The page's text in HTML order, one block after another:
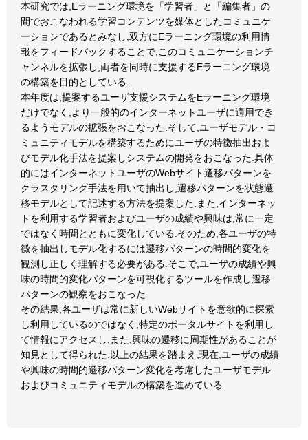
本研究では,Eラーニング環境を「学習者」と「編集者」の
間でおこなわれる学習コンテンツを媒体としたコミュニケ
ーションであるとみなし,双方にEラーニング環境の利用情
報をフィードバックすることで,このコミュニケーションチ
ャンネルを拡張し,両者を同時に支援するEラーニング環境
の構築を目的としている.
本年度は,提案するユーザ支援システムをEラーニング環境
だけでなく,より一般的のインターネットユーザに適用でき
るようモデルの拡張をおこなった.そして,ユーザモデル・コ
ミュニティモデルを構築するためにユーザの特徴抽出およ
びモデル化手法を提案しシステムの開発をおこなった.具体
的にはインターネットユーザのWebサイト遷移パターンを
クラスタリング手法を用いて抽出し,遷移パターンを状態遷
移モデルとして記述する方法を提案した.また,インターネッ
トを利用する学習者およびユーザの成績や興味は,常に一定
ではなく時間とともに変化している.そのため,各ユーザの特
徴を抽出しモデル化するには遷移パターンの時間的変化を
観測し正しく理解する必要がある.そこで,ユーザの成績や興
味の時間的変化パターンを可視化するツールを作成し遷移
パターンの観察をおこなった.
その結果,各ユーザは常に新しいWebサイトを意欲的に探索
し利用しているのではなく,特定のポータルサイトを利用し
て情報にアクセスし,また,興味の遷移に周期性があることが
知見として得られた.以上の結果を踏まえ,現在,ユーザの成績
や興味の時間的遷移パターン変化を考慮したユーザモデル
およびコミュニティモデルの構築を進めている.